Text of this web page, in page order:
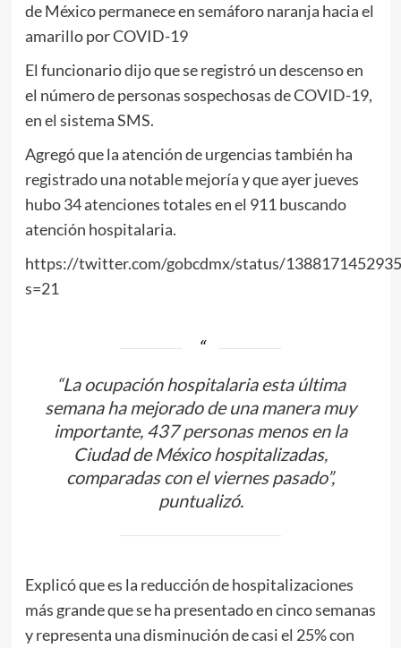
de México permanece en semáforo naranja hacia el
amarillo por COVID-19
El funcionario dijo que se registró un descenso en
el número de personas sospechosas de COVID-19,
en el sistema SMS.
Agregó que la atención de urgencias también ha
registrado una notable mejoría y que ayer jueves
hubo 34 atenciones totales en el 911 buscando
atención hospitalaria.
https://twitter.com/gobcdmx/status/
s=21
“La ocupación hospitalaria esta última
semana ha mejorado de una manera muy
importante, 437 personas menos en la
Ciudad de México hospitalizadas,
comparadas con el viernes pasado”,
puntualizó.
Explicó que es la reducción de hospitalizaciones
más grande que se ha presentado en cinco semanas
y representa una disminución de casi el 25% con